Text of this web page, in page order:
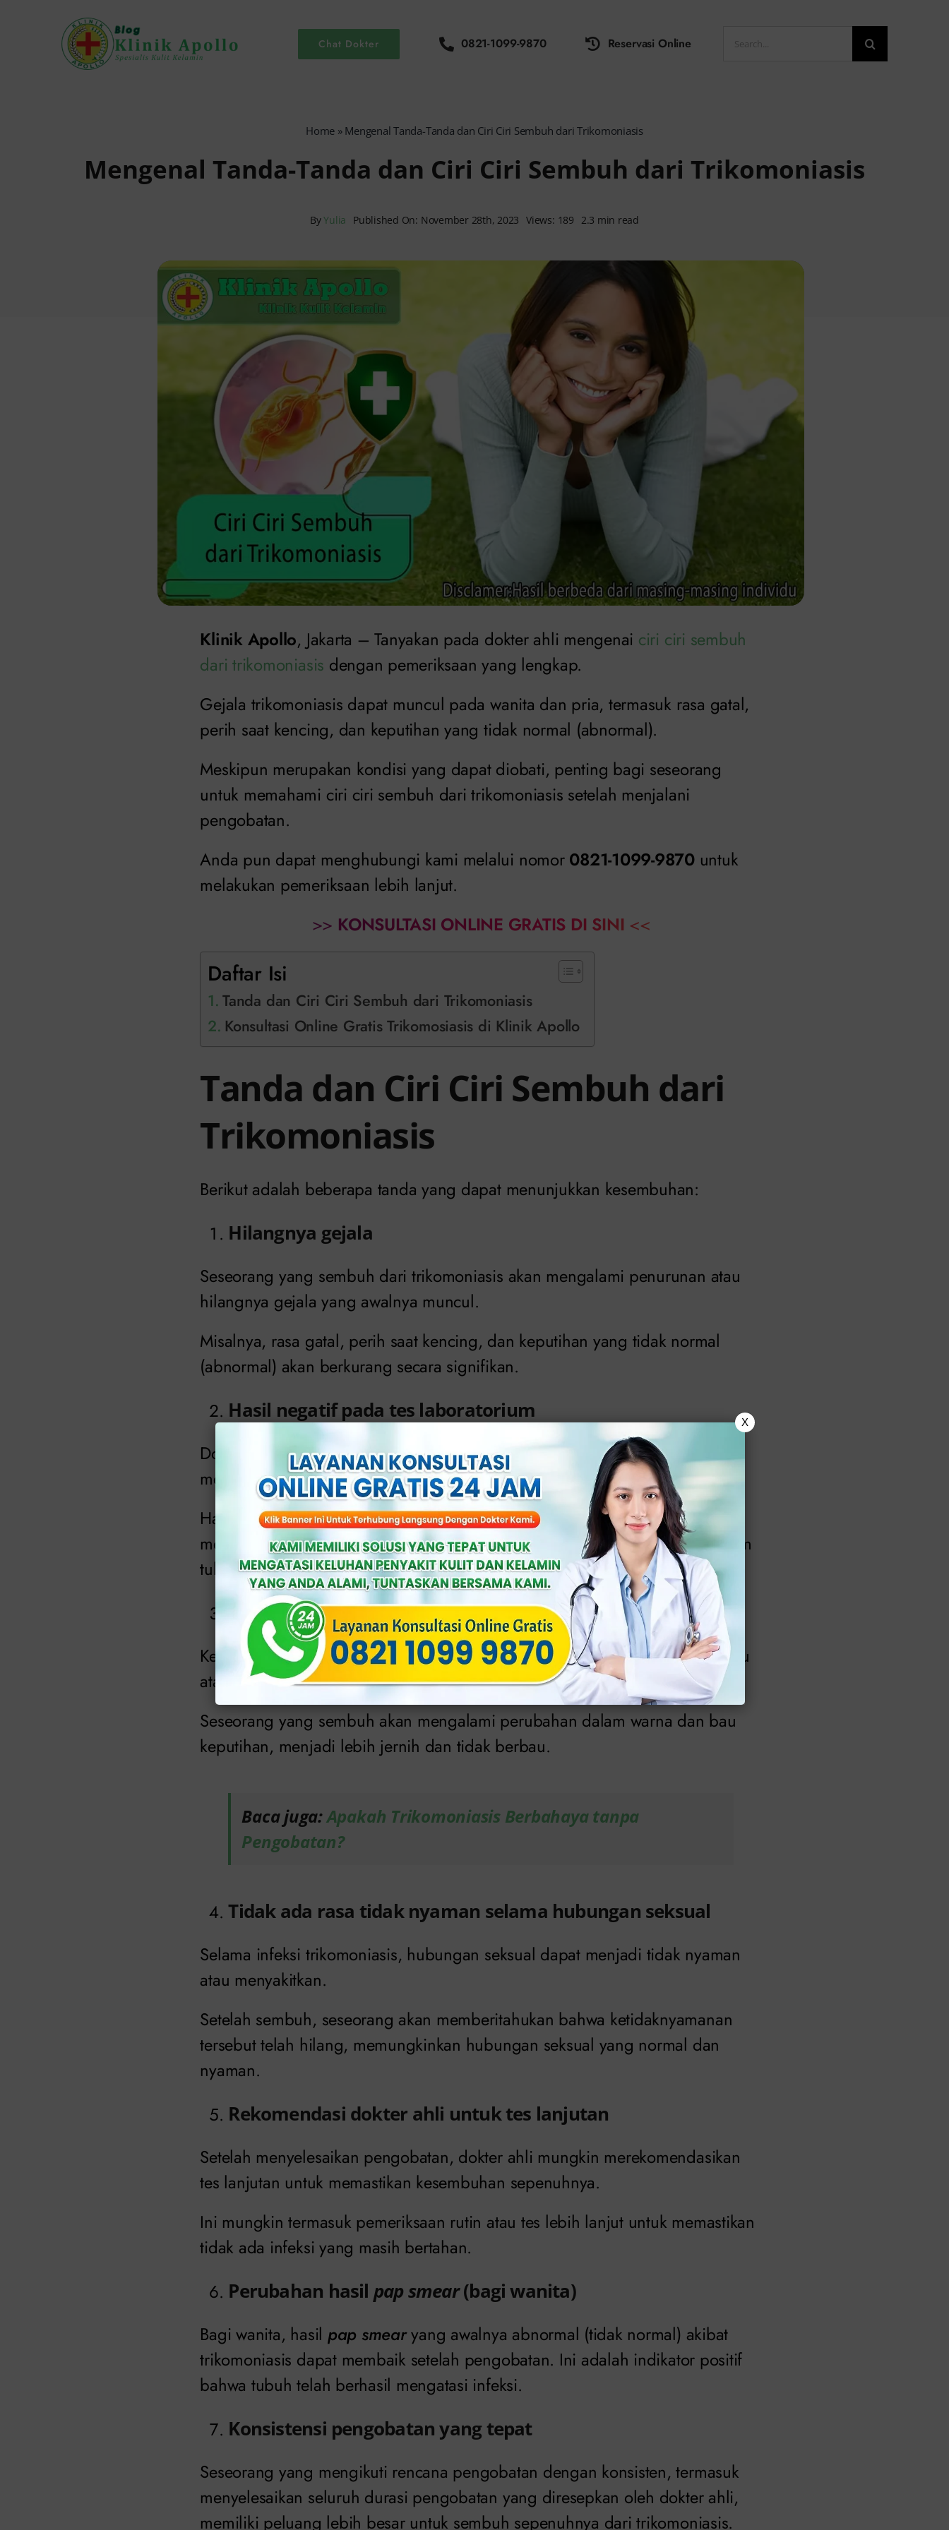
Chat Dokter 0821-1099-9870 Reservasi Online
for:
Home » Mengenal Tanda-Tanda dan Ciri Ciri Sembuh dari Trikomoniasis
Mengenal Tanda-Tanda dan Ciri Ciri Sembuh dari Trikomoniasis
ByYulia Published On: November 28th, 2023 Views: 189 2.3 min read
Klinik Apollo, Jakarta – Tanyakan pada dokter ahli mengenai ciri ciri sembuh
dari trikomoniasis dengan pemeriksaan yang lengkap.
Gejala trikomoniasis dapat muncul pada wanita dan pria, termasuk rasa gatal,
perih saat kencing, dan keputihan yang tidak normal (abnormal).
Meskipun merupakan kondisi yang dapat diobati, penting bagi seseorang
untuk memahami ciri ciri sembuh dari trikomoniasis setelah menjalani
pengobatan.
Anda pun dapat menghubungi kami melalui nomor 0821-1099-9870untuk
melakukan pemeriksaan lebih lanjut.
>> KONSULTASI ONLINE GRATIS DI SINI <<
Daftar Isi
Tanda dan Ciri Ciri Sembuh dari Trikomoniasis
Konsultasi Online Gratis Trikomosiasis di Klinik Apollo
Tanda dan Ciri Ciri Sembuh dari
Trikomoniasis
Berikut adalah beberapa tanda yang dapat menunjukkan kesembuhan:
Hilangnya gejala
Seseorang yang sembuh dari trikomoniasis akan mengalami penurunan atau
hilangnya gejala yang awalnya muncul.
Misalnya, rasa gatal, perih saat kencing, dan keputihan yang tidak normal
(abnormal) akan berkurang secara signifikan.
Hasil negatif pada tes laboratorium
Dokter ahli mungkin merekomendasikan tes laboratorium setelah seseorang
menjalani pengobatan.
Hasil negatif pada tes laboratorium, seperti tesPCR atau tes kultur,
menunjukkan bahwa parasitTrichomonas vaginalis
tidak lagi terdeteksi dalam
tubuh, menandakan kesembuhan.
Perubahan warna dan bau keputihan
Keputihan yang disebabkan oleh trikomoniasis seringkali memiliki warna hijau
atau kuning kehijauan dan dapat berbau tidak sedap.
Seseorang yang sembuh akan mengalami perubahan dalam warna dan bau
keputihan, menjadi lebih jernih dan tidak berbau.
Baca juga:Apakah Trikomoniasis Berbahaya tanpa
Pengobatan?
Tidak ada rasa tidak nyaman selama hubungan seksual
Selama infeksi trikomoniasis, hubungan seksual dapat menjadi tidak nyaman
atau menyakitkan.
Setelah sembuh, seseorang akan memberitahukan bahwa ketidaknyamanan
tersebut telah hilang, memungkinkan hubungan seksual yang normal dan
nyaman.
Rekomendasi dokter ahli untuk tes lanjutan
Setelah menyelesaikan pengobatan, dokter ahli mungkin merekomendasikan
tes lanjutan untuk memastikan kesembuhan sepenuhnya.
Ini mungkin termasuk pemeriksaan rutin atau tes lebih lanjut untuk memastikan
tidak ada infeksi yang masih bertahan.
Perubahan hasil pap smear(bagi wanita)
Bagi wanita, hasil pap smearyang awalnya abnormal (tidak normal) akibat
trikomoniasis dapat membaik setelah pengobatan. Ini adalah indikator positif
bahwa tubuh telah berhasil mengatasi infeksi.
Konsistensi pengobatan yang tepat
Seseorang yang mengikuti rencana pengobatan dengan konsisten, termasuk
menyelesaikan seluruh durasi pengobatan yang diresepkan oleh dokter ahli,
memiliki peluang lebih besar untuk sembuh sepenuhnya dari trikomoniasis.
X